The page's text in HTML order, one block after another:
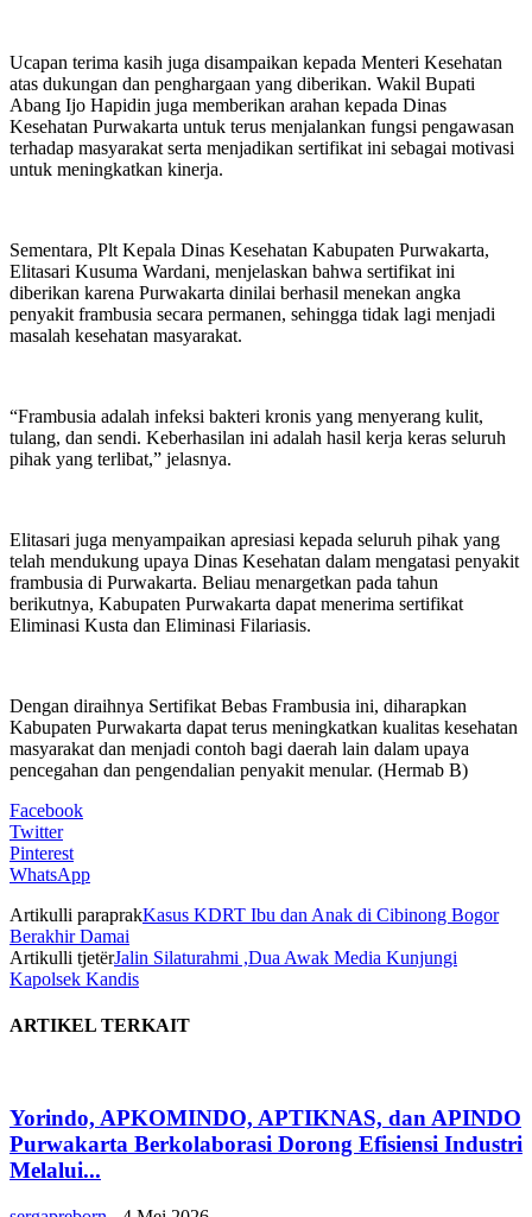
Ucapan terima kasih juga disampaikan kepada Menteri Kesehatan
atas dukungan dan penghargaan yang diberikan. Wakil Bupati
Abang Ijo Hapidin juga memberikan arahan kepada Dinas
Kesehatan Purwakarta untuk terus menjalankan fungsi pengawasan
terhadap masyarakat serta menjadikan sertifikat ini sebagai motivasi
untuk meningkatkan kinerja.
Sementara, Plt Kepala Dinas Kesehatan Kabupaten Purwakarta,
Elitasari Kusuma Wardani, menjelaskan bahwa sertifikat ini
diberikan karena Purwakarta dinilai berhasil menekan angka
penyakit frambusia secara permanen, sehingga tidak lagi menjadi
masalah kesehatan masyarakat.
“Frambusia adalah infeksi bakteri kronis yang menyerang kulit,
tulang, dan sendi. Keberhasilan ini adalah hasil kerja keras seluruh
pihak yang terlibat,” jelasnya.
Elitasari juga menyampaikan apresiasi kepada seluruh pihak yang
telah mendukung upaya Dinas Kesehatan dalam mengatasi penyakit
frambusia di Purwakarta. Beliau menargetkan pada tahun
berikutnya, Kabupaten Purwakarta dapat menerima sertifikat
Eliminasi Kusta dan Eliminasi Filariasis.
Dengan diraihnya Sertifikat Bebas Frambusia ini, diharapkan
Kabupaten Purwakarta dapat terus meningkatkan kualitas kesehatan
masyarakat dan menjadi contoh bagi daerah lain dalam upaya
pencegahan dan pengendalian penyakit menular. (Hermab B)
Facebook
Twitter
Pinterest
WhatsApp
Artikulli paraprakKasus KDRT Ibu dan Anak di Cibinong Bogor
Berakhir Damai
Artikulli tjetërJalin Silaturahmi ,Dua Awak Media Kunjungi
Kapolsek Kandis
ARTIKEL TERKAIT
Yorindo, APKOMINDO, APTIKNAS, dan APINDO
Purwakarta Berkolaborasi Dorong Efisiensi Industri
Melalui...